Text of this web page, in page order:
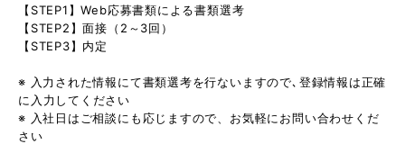
【STEP1】Web応募書類による書類選考
【STEP2】面接（2～3回）
【STEP3】内定
※ 入力された情報にて書類選考を行ないますので､登録情報は正確
に入力してください
※ 入社日はご相談にも応じますので、お気軽にお問い合わせくだ
さい